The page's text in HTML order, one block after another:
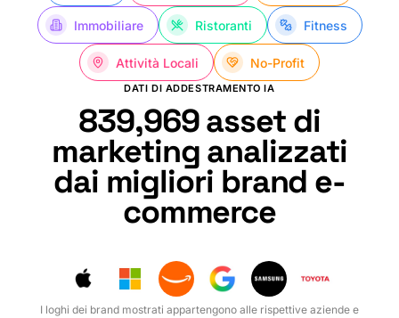
Immobiliare Ristoranti Fitness
Attività Locali No-Profit
DATI DI ADDESTRAMENTO IA
839,998asset di
marketing analizzati
dai migliori brand e-
commerce
I loghi dei brand mostrati appartengono alle rispettive aziende e